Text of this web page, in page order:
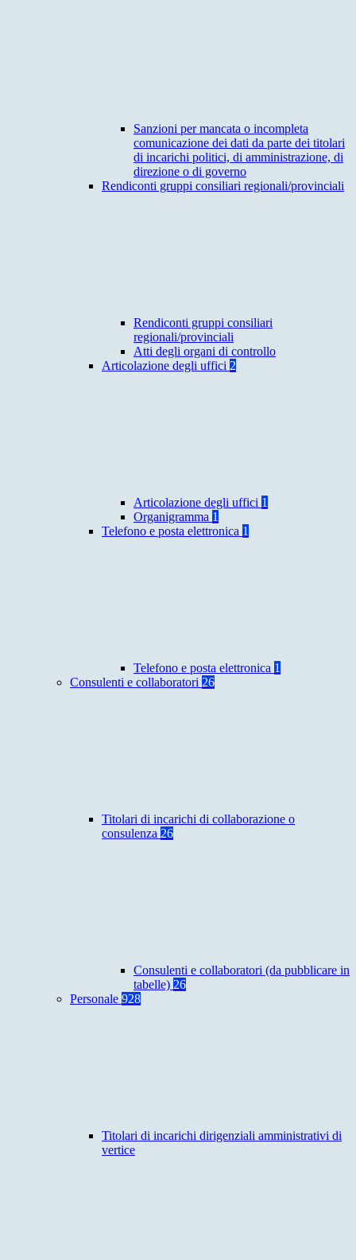
Sanzioni per mancata o incompleta
comunicazione dei dati da parte dei titolari
di incarichi politici, di amministrazione, di
direzione o di governo
Rendiconti gruppi consiliari regionali/provinciali
Rendiconti gruppi consiliari
regionali/provinciali
Atti degli organi di controllo
Articolazione degli uffici 2
Articolazione degli uffici 1
Organigramma 1
Telefono e posta elettronica 1
Telefono e posta elettronica 1
Consulenti e collaboratori 26
Titolari di incarichi di collaborazione o
consulenza 26
Consulenti e collaboratori (da pubblicare in
tabelle) 26
Personale 928
Titolari di incarichi dirigenziali amministrativi di
vertice